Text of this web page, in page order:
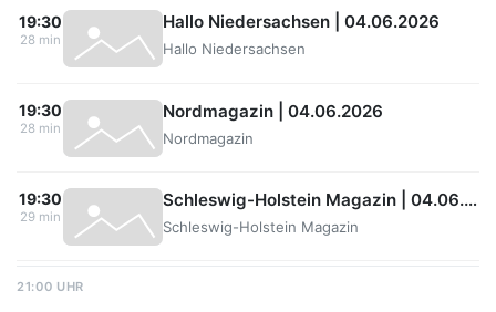
19:30
28 min
Hallo Niedersachsen | 04.06.2026
Hallo Niedersachsen
19:30
28 min
Nordmagazin | 04.06.2026
Nordmagazin
19:30
29 min
Schleswig-Holstein Magazin | 04.06.2026
Schleswig-Holstein Magazin
21:00 UHR